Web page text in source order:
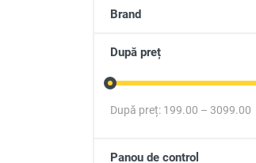
Produse auto
Brand
După preț
După preț: 199.00 – 3099.00
Panou de control